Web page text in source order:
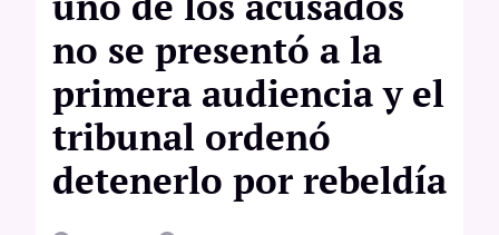
no se presentó a la
primera audiencia y el
tribunal ordenó
detenerlo por rebeldía